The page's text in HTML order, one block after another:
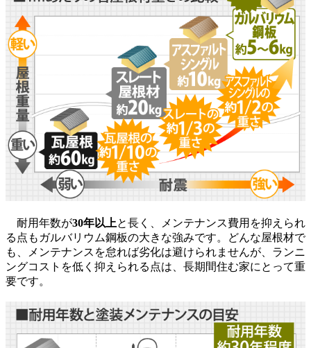
耐用年数が30年以上と長く、メンテナンス費用を抑えられ
る点もガルバリウム鋼板の大きな強みです。どんな屋根材で
も、メンテナンスを怠れば劣化は避けられませんが、ランニ
ングコストを低く抑えられる点は、長期間住む家にとって重
要です。